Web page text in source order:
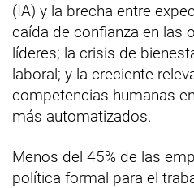
(IA) y la brecha entre
caída de confianza en las
líderes; la crisis de
laboral; y la creciente
competencias humanas
más automatizados.
Menos del 45% de las
política formal para el